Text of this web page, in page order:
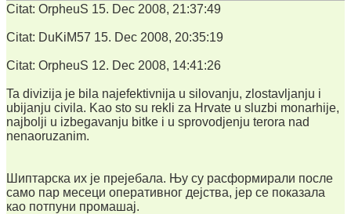
Citat: OrpheuS 15. Dec 2008, 21:37:49
Citat: DuKiM57 15. Dec 2008, 20:35:19
Citat: OrpheuS 12. Dec 2008, 14:41:26
Ta divizija je bila najefektivnija u silovanju, zlostavljanju i
ubijanju civila. Kao sto su rekli za Hrvate u sluzbi monarhije,
najbolji u izbegavanju bitke i u sprovodjenju terora nad
nenaoruzanim.
Шиптарска их је прејебала. Њу су расформирали после
само пар месеци оперативног дејства, јер се показала
као потпуни промашај.